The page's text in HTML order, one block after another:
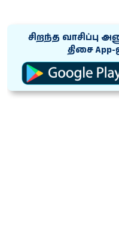
சிறந்த வாசிப்பு
திசை